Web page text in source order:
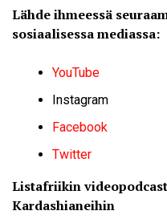
Lähde ihmeessä
sosiaalisessa mediassa:
YouTube
Instagram
Facebook
Twitter
Listafriikin
Kardashianeihin